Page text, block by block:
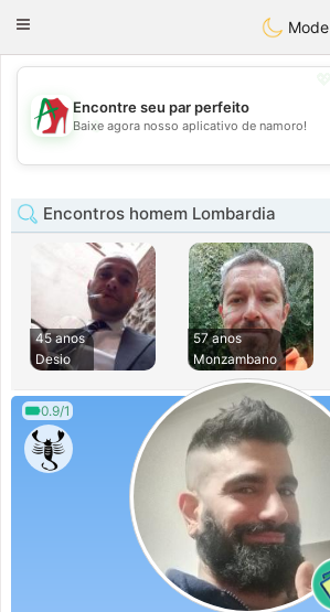
AmamiOra
Toggle
Mode
💖
💕
Encontre seu par perfeito
Baixe agora nosso aplicativo de namoro!
Encontros homem Lombardia
45 anos
Desio
57 anos
Monzambano
0.9/1